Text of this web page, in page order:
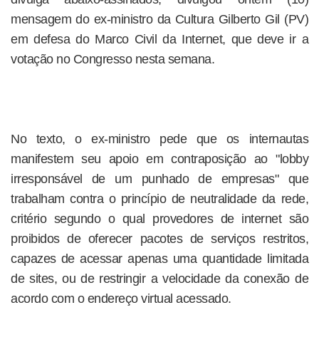
mensagem do ex-ministro da Cultura Gilberto Gil (PV)
em defesa do Marco Civil da Internet, que deve ir a
votação no Congresso nesta semana.
No texto, o ex-ministro pede que os internautas
manifestem seu apoio em contraposição ao "lobby
irresponsável de um punhado de empresas" que
trabalham contra o princípio de neutralidade da rede,
critério segundo o qual provedores de internet são
proibidos de oferecer pacotes de serviços restritos,
capazes de acessar apenas uma quantidade limitada
de sites, ou de restringir a velocidade da conexão de
acordo com o endereço virtual acessado.